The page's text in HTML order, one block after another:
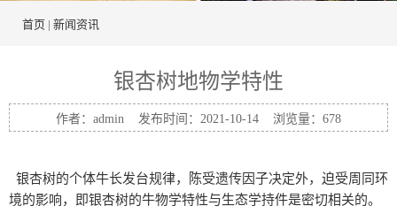
首页 | 新闻资讯
银杏树地物学特性
作者：admin 发布时间：2021-10-14 浏览量： 678
银杏树的个体牛长发台规律，陈受遗传因子决定外，迫受周同环
境的影响，即银杏树的牛物学特性与生态学持件是密切相关的。